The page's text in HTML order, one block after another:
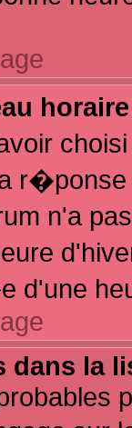
choisi
n'a
d'une
dans la